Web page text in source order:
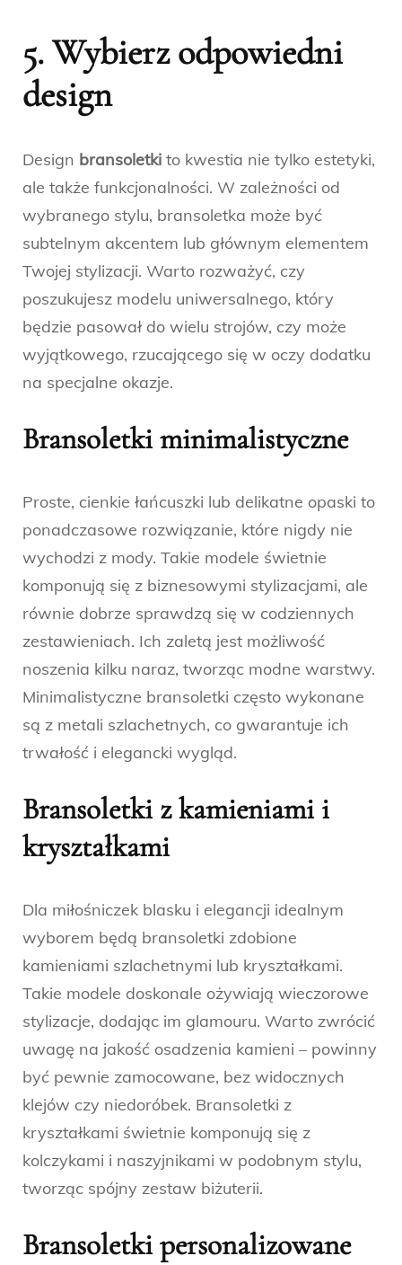
5. Wybierz odpowiedni
design
Design bransoletki to kwestia nie tylko estetyki,
ale także funkcjonalności. W zależności od
wybranego stylu, bransoletka może być
subtelnym akcentem lub głównym elementem
Twojej stylizacji. Warto rozważyć, czy
poszukujesz modelu uniwersalnego, który
będzie pasował do wielu strojów, czy może
wyjątkowego, rzucającego się w oczy dodatku
na specjalne okazje.
Bransoletki minimalistyczne
Proste, cienkie łańcuszki lub delikatne opaski to
ponadczasowe rozwiązanie, które nigdy nie
wychodzi z mody. Takie modele świetnie
komponują się z biznesowymi stylizacjami, ale
równie dobrze sprawdzą się w codziennych
zestawieniach. Ich zaletą jest możliwość
noszenia kilku naraz, tworząc modne warstwy.
Minimalistyczne bransoletki często wykonane
są z metali szlachetnych, co gwarantuje ich
trwałość i elegancki wygląd.
Bransoletki z kamieniami i
kryształkami
Dla miłośniczek blasku i elegancji idealnym
wyborem będą bransoletki zdobione
kamieniami szlachetnymi lub kryształkami.
Takie modele doskonale ożywiają wieczorowe
stylizacje, dodając im glamouru. Warto zwrócić
uwagę na jakość osadzenia kamieni – powinny
być pewnie zamocowane, bez widocznych
klejów czy niedoróbek. Bransoletki z
kryształkami świetnie komponują się z
kolczykami i naszyjnikami w podobnym stylu,
tworząc spójny zestaw biżuterii.
Bransoletki personalizowane